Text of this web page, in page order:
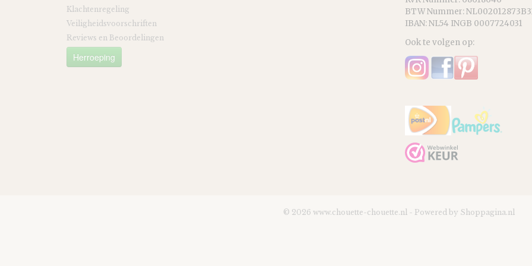
Klachtenregeling
Veiligheidsvoorschriften
Reviews en Beoordelingen
Herroeping
BTW Nummer:
IBAN: NL54 INGB 0007724031
Ook te volgen op:
© 2026 www.chouette-chouette.nl - Powered by Shoppagina.nl